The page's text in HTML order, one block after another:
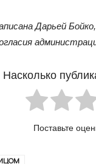
Дарьей
Насколько
Поставьте